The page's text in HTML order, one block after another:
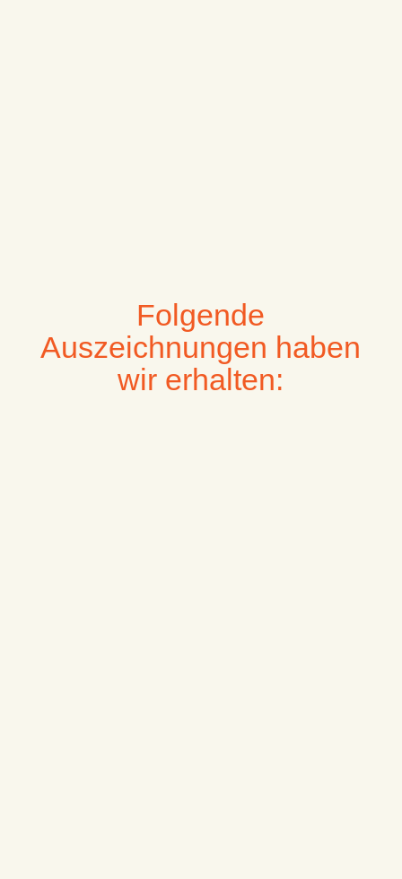
Folgende
Auszeichnungen haben
wir erhalten: